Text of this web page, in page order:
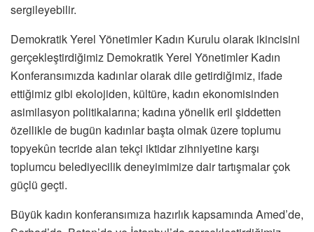
sergileyebilir.
Demokratik Yerel Yönetimler Kadın Kurulu olarak ikincisini
gerçekleştirdiğimiz Demokratik Yerel Yönetimler Kadın
Konferansımızda kadınlar olarak dile getirdiğimiz, ifade
ettiğimiz gibi ekolojiden, kültüre, kadın ekonomisinden
asimilasyon politikalarına; kadına yönelik eril şiddetten
özellikle de bugün kadınlar başta olmak üzere toplumu
topyekûn tecride alan tekçi iktidar zihniyetine karşı
toplumcu belediyecilik deneyimimize dair tartışmalar çok
güçlü geçti.
Büyük kadın konferansımıza hazırlık kapsamında Amed’de,